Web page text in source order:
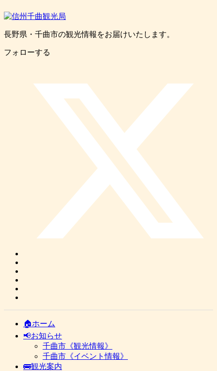
長野県・千曲市の観光情報をお届けいたします。
フォローする
🏠ホーム
📢お知らせ
千曲市《観光情報》
千曲市《イベント情報》
🚌観光案内